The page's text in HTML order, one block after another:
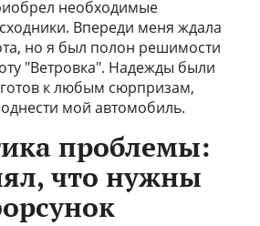
необходимые
Впереди меня ждала
но я был полон решимости
"Ветровка". Надежды были
к любым сюрпризам,
мой автомобиль.
проблемы:
что нужны